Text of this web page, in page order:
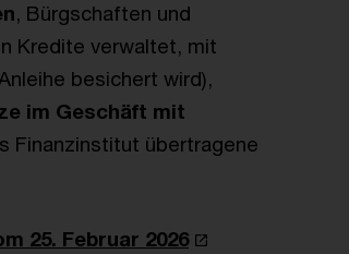
, Bürgschaften und
Kredite verwaltet, mit
besichert wird),
im Geschäft mit
Finanzinstitut übertragene
25. Februar 2026